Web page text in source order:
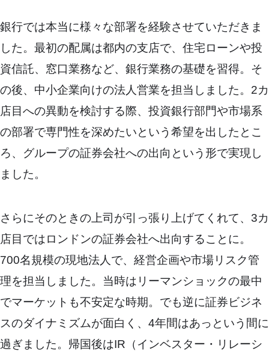
銀行では本当に様々な部署を経験させていただきま
した。最初の配属は都内の支店で、住宅ローンや投
資信託、窓口業務など、銀行業務の基礎を習得。そ
の後、中小企業向けの法人営業を担当しました。2カ
店目への異動を検討する際、投資銀行部門や市場系
の部署で専門性を深めたいという希望を出したとこ
ろ、グループの証券会社への出向という形で実現し
ました。
さらにそのときの上司が引っ張り上げてくれて、3カ
店目ではロンドンの証券会社へ出向することに。
700名規模の現地法人で、経営企画や市場リスク管
理を担当しました。当時はリーマンショックの最中
でマーケットも不安定な時期。でも逆に証券ビジネ
スのダイナミズムが面白く、4年間はあっという間に
過ぎました。帰国後はIR（インベスター・リレーシ